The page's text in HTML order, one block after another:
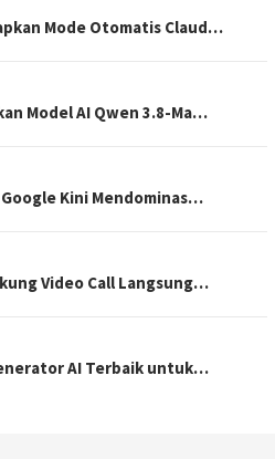
Mode Otomatis Claud…
Model AI Qwen 3.8-Ma…
Kini Mendominas…
Video Call Langsung…
AI Terbaik untuk…